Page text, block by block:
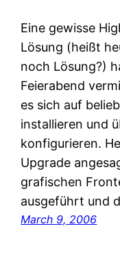
Eine gewisse
Lösung (heißt
noch Lösung?)
Feierabend
es sich auf
installieren und
konfigurieren.
Upgrade
grafischen
ausgeführt und
March 9, 2006